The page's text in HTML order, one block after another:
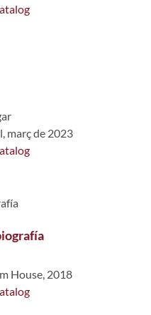
març de 2023
House, 2018